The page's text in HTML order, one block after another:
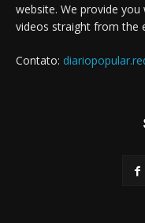
website. We provide
videos straight from the
Contato: